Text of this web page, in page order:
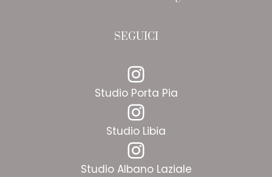
SEGUICI
Instagram
Studio Porta Pia
Instagram
Studio Libia
Instagram
Studio Albano Laziale